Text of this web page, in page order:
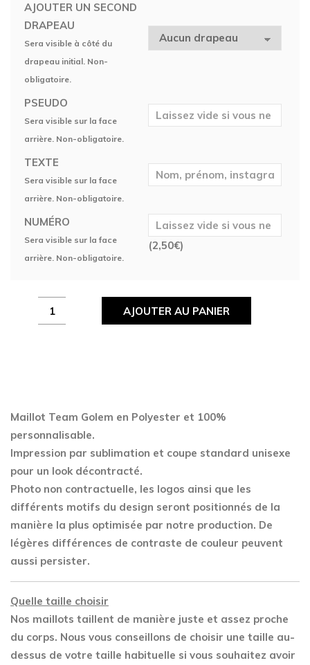
AJOUTER UN SECOND
DRAPEAU
Sera visible à côté du
drapeau initial. Non-
obligatoire.
PSEUDO
Sera visible sur la face
arrière. Non-obligatoire.
TEXTE
Sera visible sur la face
arrière. Non-obligatoire.
NUMÉRO
Sera visible sur la face
arrière. Non-obligatoire.
(2,50€)
Maillot
Team
AJOUTER AU PANIER
Maillot Team Golem en Polyester et 100%
personnalisable.
Impression par sublimation et coupe standard unisexe
pour un look décontracté.
Photo non contractuelle, les logos ainsi que les
différents motifs du design seront positionnés de la
manière la plus optimisée par notre production. De
légères différences de contraste de couleur peuvent
aussi persister.
Quelle taille choisir
Nos maillots taillent de manière juste et assez proche
du corps. Nous vous conseillons de choisir une taille au-
dessus de votre taille habituelle si vous souhaitez avoir